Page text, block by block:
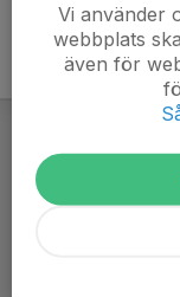
Vi använder
webbplats
även för